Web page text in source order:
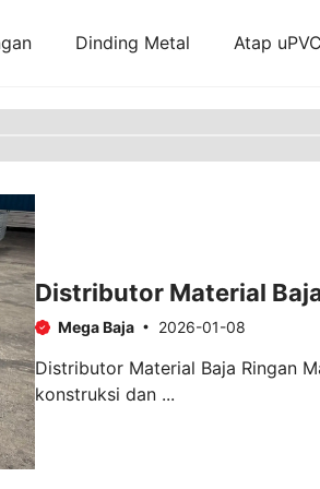
Dinding Metal Atap uPVC
Distributor Material
Mega Baja 2026-01-08
Distributor Material Baja Ringan
konstruksi dan ...